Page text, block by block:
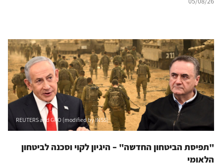
REUTERS and GPO (modified by INSS)
"תפיסת הביטחון החדשה" – היגיון לקוי וסכנה לביטחון
הלאומי